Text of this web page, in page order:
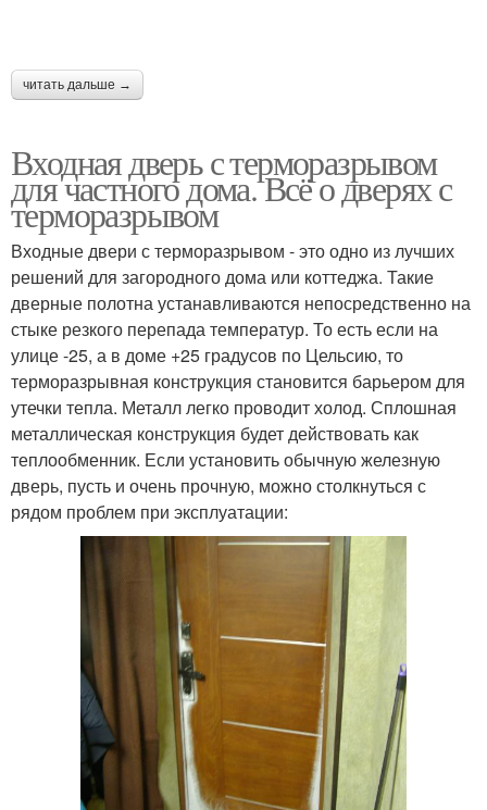
читать дальше →
Входная дверь с терморазрывом
для частного дома. Всё о дверях с
терморазрывом
Входные двери с терморазрывом - это одно из лучших
решений для загородного дома или коттеджа. Такие
дверные полотна устанавливаются непосредственно на
стыке резкого перепада температур. То есть если на
улице -25, а в доме +25 градусов по Цельсию, то
терморазрывная конструкция становится барьером для
утечки тепла. Металл легко проводит холод. Сплошная
металлическая конструкция будет действовать как
теплообменник. Если установить обычную железную
дверь, пусть и очень прочную, можно столкнуться с
рядом проблем при эксплуатации: